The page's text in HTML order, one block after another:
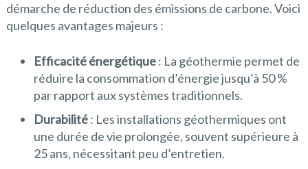
démarche de réduction des émissions de carbone. Voici
quelques avantages majeurs :
Efficacité énergétique: La géothermie permet de
réduire la consommation d’énergie jusqu’à 50 %
par rapport aux systèmes traditionnels.
Durabilité: Les installations géothermiques ont
une durée de vie prolongée, souvent supérieure à
25 ans, nécessitant peu d’entretien.